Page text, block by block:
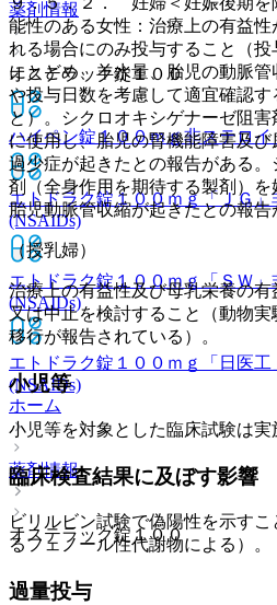
薬剤情報
オステラック錠１００
ハイペン錠１００ｍｇ非ステロイ
エトドラク錠１００ｍｇ「ＪＧ」
(NSAIDs)
エトドラク錠１００ｍｇ「ＳＷ」
(NSAIDs)
エトドラク錠１００ｍｇ「日医工
(NSAIDs)
ホーム
薬剤情報
オステラック錠１００
能性のある女性：治療上の有益
れる場合にのみ投与すること（
にとどめ、羊水量、胎児の動脈
や投与日数を考慮して適宜確認
と）。シクロオキシゲナーゼ阻
に使用し、胎児の腎機能障害及
過少症が起きたとの報告がある
剤（全身作用を期待する製剤）を
胎児動脈管収縮が起きたとの報告
（授乳婦）
治療上の有益性及び母乳栄養の
又は中止を検討すること（動物
移行が報告されている）。
小児等
小児等を対象とした臨床試験は実
臨床検査結果に及ぼす影響
ビリルビン試験で偽陽性を示す
るフェノール性代謝物による）。
過量投与